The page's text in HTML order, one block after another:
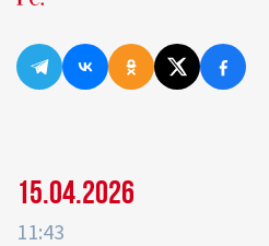
15.04.2026
11:43